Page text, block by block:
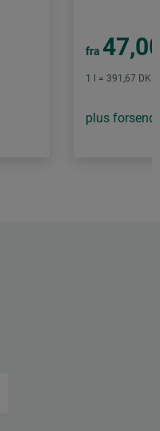
fra
1 l = 391,67
plus